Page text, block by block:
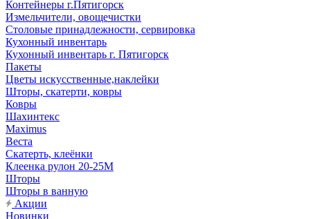
Контейнеры г.Пятигорск
Измельчители, овощечистки
Столовые принадлежности, сервировка
Кухонный инвентарь
Кухонный инвентарь г. Пятигорск
Пакеты
Цветы искусственные,наклейки
Шторы, скатерти, ковры
Ковры
Шахинтекс
Maximus
Веста
Скатерть, клеёнки
Клеенка рулон 20-25М
Шторы
Шторы в ванную
Акции
Новинки